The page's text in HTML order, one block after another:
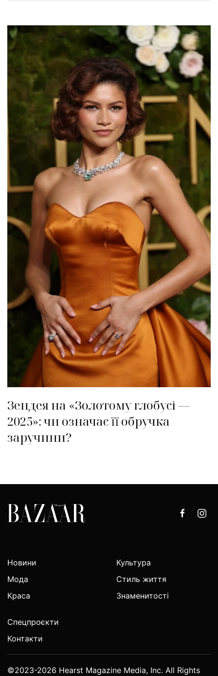
Зендея на «Золотому глобусі —
2025»: чи означає її обручка
заручини?
Новини
Мода
Краса
Культура
Стиль життя
Знаменитості
Спецпроєкти
Контакти
©2023-2026 Hearst Magazine Media, Inc. All Rights